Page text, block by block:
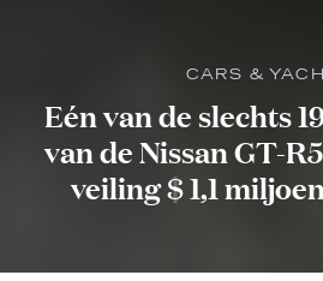
CARS &
Eén van de slechts
van de Nissan GT-
veiling $ 1,1